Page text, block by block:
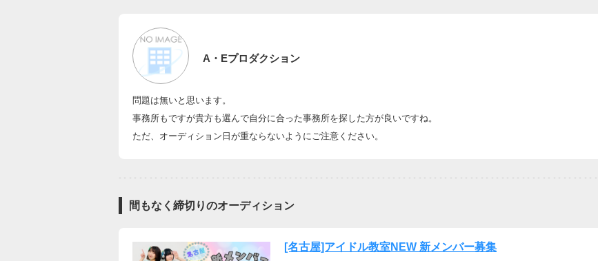
A・Eプロダクション
問題は無いと思います。
事務所もですが貴方も選んで自分に合った事務所を探した方が良いですね。
ただ、オーディション日が重ならないようにご注意ください。
間もなく締切りのオーディション
[名古屋]アイドル教室NEW 新メンバー募集